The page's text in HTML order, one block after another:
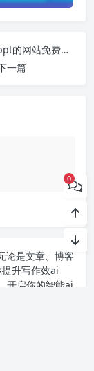
ai自动生成ppt的网站免费有哪些？
一篇
论是文章、博客
升写作效ai
，开启你的智能ai
0